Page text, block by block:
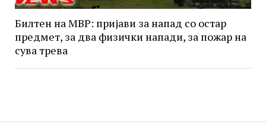
Билтен на МВР: пријави за напад со остар
предмет, за два физички напади, за пожар на
сува трева